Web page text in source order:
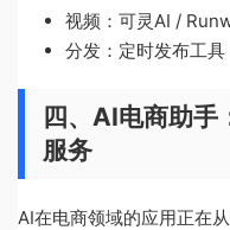
视频：可灵AI /
分发：定时发布工
四、AI电商助手
服务
AI在电商领域的应用正在